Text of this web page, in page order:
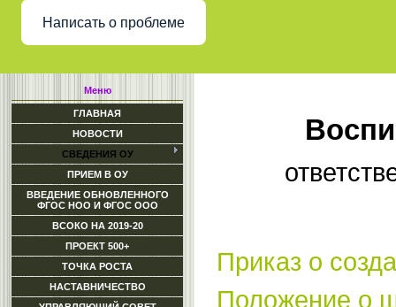
Написать о проблеме
Меню
ГЛАВНАЯ
НОВОСТИ
СВЕДЕНИЯ ОУ
ПРИЕМ В ОУ
ВВЕДЕНИЕ ОБНОВЛЕННОГО
ФГОС НОО И ФГОС ООО
ВСОКО НА 2019-20
ПРОЕКТ 500+
ТОЧКА РОСТА
НАСТАВНИЧЕСТВО
Приказ о
Положение о